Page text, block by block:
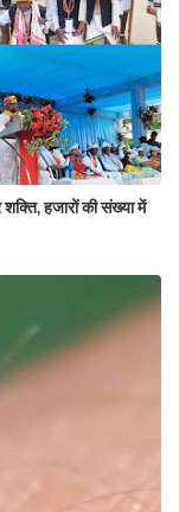
हजारों की संख्या में